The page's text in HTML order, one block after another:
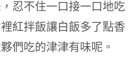
忍不住一口接一口地吃
紅拌飯讓白飯多了點香
們吃的津津有味呢。